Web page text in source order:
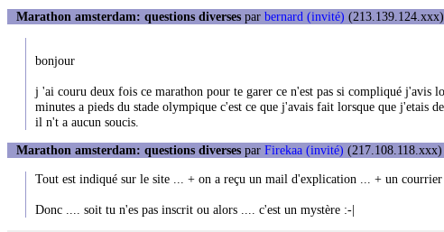
Marathon amsterdam: questions diverses par bernard (invité)
bonjour
j 'ai couru deux fois ce marathon pour te garer ce n'est pas si compliqué j'avis
minutes a pieds du stade olympique c'est ce que j'avais fait lorsque que j'etais
il n't a aucun soucis.
Marathon amsterdam: questions diverses par Firekaa (invité)
Tout est indiqué sur le site ... + on a reçu un mail d'explication ... + un courrier
Donc .... soit tu n'es pas inscrit ou alors .... c'est un mystère :-|